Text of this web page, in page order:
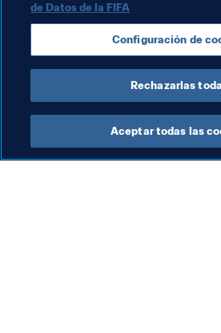
Panama Colombia
CONMEBOL
de Datos de la FIFA
Configuración de
Rechazarlas
Aceptar todas las